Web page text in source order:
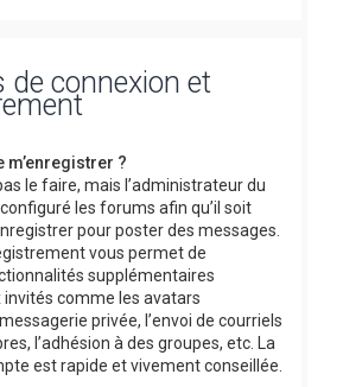
de connexion et
?
le faire, mais l’administrateur du
les forums afin qu’il soit
pour poster des messages.
vous permet de
supplémentaires
invités comme les avatars
privée, l’envoi de courriels
l’adhésion à des groupes, etc. La
est rapide et vivement conseillée.